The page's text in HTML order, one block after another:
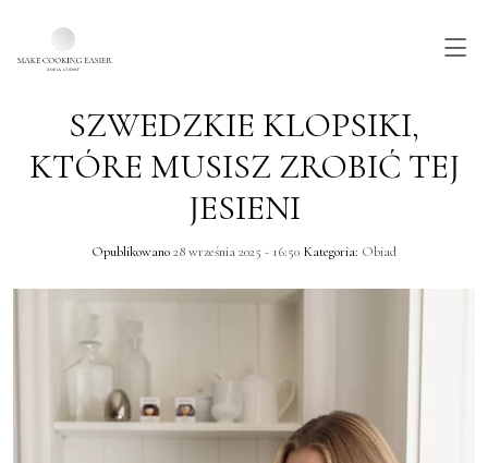
Skip to main content
SZWEDZKIE KLOPSIKI,
KTÓRE MUSISZ ZROBIĆ TEJ
JESIENI
Opublikowano28 września 2025 - 16:50 Kategoria: Obiad